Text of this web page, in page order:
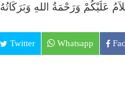
عَلَيْكُمْ وَرَحْمَةُ اللهِ وَبَرَكَاتُهُ
Twitter Whatsapp